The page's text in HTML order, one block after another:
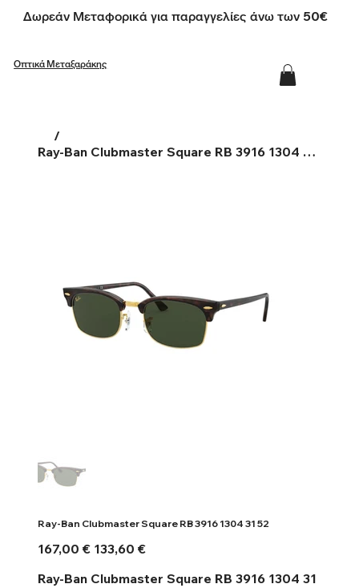
Δωρεάν Μεταφορικά για παραγγελίες άνω των 50€
Οπτικά Μεταξαράκης
/
Ray-Ban Clubmaster Square RB 3916 1304 31 52
Ray-Ban Clubmaster Square RB 3916 1304 31 52
Αρχική
τιμή
167,00 €
Τιμή
έκπτωσης
133,60 €
Ray-Ban Clubmaster Square RB 3916 1304 31